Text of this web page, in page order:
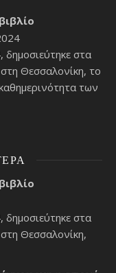
στα
Θεσσαλονίκη, το
των
στα
Θεσσαλονίκη,